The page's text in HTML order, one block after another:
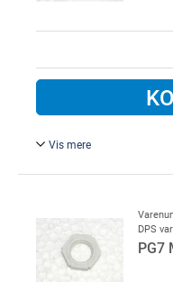
Vis mere
PG 9 møtrik, plast
DPS
PG7